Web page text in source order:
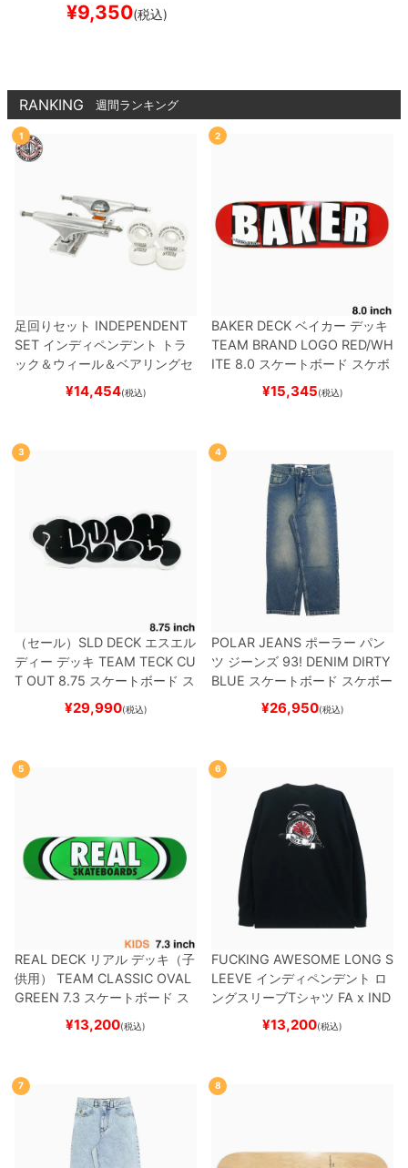
ド スケボー
¥9,350(税込)
RANKING 週間ランキング
1
足回りセット INDEPENDENT
SET インディペンデント
トラ
ック＆ウィール＆ベアリングセ
（トリック用）
ード スケボー
¥14,454(税込)
2
BAKER DECK ベイカー デッキ
TEAM BRAND LOGO RED/WH
ITE 8.0 スケートボード スケボ
¥15,345(税込)
3
（セール） SLD DECK エスエル
ディー デッキ TEAM TECK CU
T OUT 8.75 スケートボード ス
¥29,990(税込)
4
POLAR JEANS ポーラー パン
ツ ジーンズ 93! DENIM DIRTY
BLUE スケートボード スケボー
¥26,950(税込)
5
REAL DECK リアル デッキ（子
供用）
TEAM CLASSIC OVAL
GREEN 7.3 スケートボード ス
¥13,200(税込)
6
FUCKING AWESOME LONG S
LEEVE インディペンデント ロ
ングスリーブTシャツ FA x IND
EPENDENTHOSTAGE
スケートボード スケボー
¥13,200(税込)
7 8